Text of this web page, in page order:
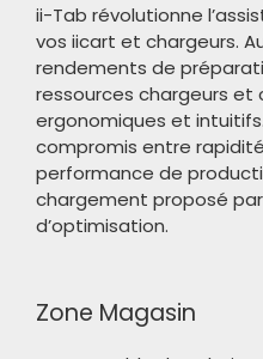
ii-Tab révolutionne
vos iicart et chargeurs.
rendements de
ressources chargeurs et
ergonomiques et intuitifs.
compromis entre
performance de
chargement proposé
d’optimisation.
Zone Magasin